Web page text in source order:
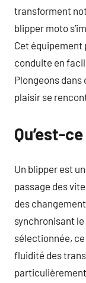
transforment
blipper moto
Cet équipement
conduite en
Plongeons
plaisir se
Qu’est-
Un blipper est
passage des
des
synchronisant
sélectionnée,
fluidité des